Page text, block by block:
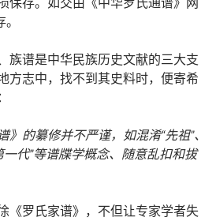
族谱是中华民族历史文献的三大支
方志中，找不到其史料时，便寄希
》的纂修并不严谨，如混淆“先祖”、
一代”等谱牒学概念、随意乱扣和拔
《罗氏家谱》，不但让专家学者失